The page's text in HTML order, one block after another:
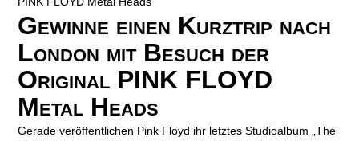
Gewinne einen Kurztrip nach
London mit Besuch der
Original PINK FLOYD
Metal Heads
Gerade veröffentlichen Pink Floyd ihr letztes Studioalbum „The